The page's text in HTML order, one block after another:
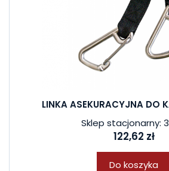
LINKA ASEKURACYJNA DO
Sklep stacjonarny:
122,62 zł
Do koszyka